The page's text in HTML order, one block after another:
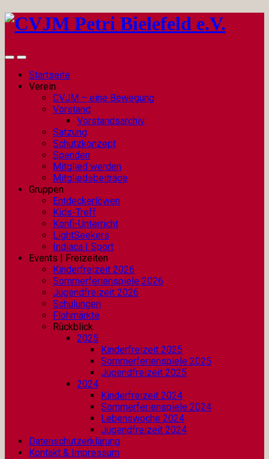
Startseite
Verein
CVJM – eine Bewegung
Vorstand
Vorstandsarchiv
Satzung
Schutzkonzept
Spenden
Mitglied werden
Mitgliedsbeiträge
Gruppen
Entdeckerlöwen
Kids-Treff
Konfi-Unterricht
LightSeekers
Indiaca | Sport
Events | Freizeiten
Kinderfreizeit 2026
Sommerferienspiele 2026
Jugendfreizeit 2026
Schulungen
Flohmärkte
Rückblick
2025
Kinderfreizeit 2025
Sommerferienspiele 2025
Jugendfreizeit 2025
2024
Kinderfreizeit 2024
Sommerferienspiele 2024
Lebenswoche 2024
Jugendfreizeit 2024
Datenschutzerklärung
Kontakt & Impressum